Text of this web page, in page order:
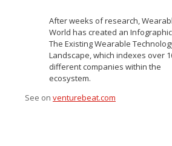
After weeks of research,
World has created an
The Existing Wearable
Landscape, which indexes over
different companies within the
ecosystem.
See on venturebeat.com